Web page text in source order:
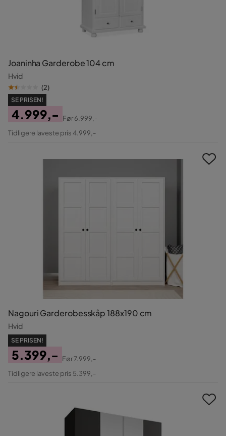
Joaninha Garderobe 104 cm
Hvid
(2)
SE PRISEN!
Pris
4.999,-
Original
Før6.999,-
Tidligere laveste pris 4.999,-
Nagouri Garderobesskåp 188x190 cm
Hvid
SE PRISEN!
Pris
5.399,-
Original
Før7.999,-
Tidligere laveste pris 5.399,-